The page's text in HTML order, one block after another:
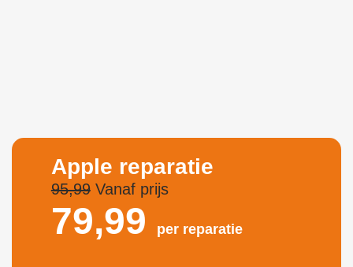
Apple reparatie
95,99Vanaf prijs
79,99 per reparatie